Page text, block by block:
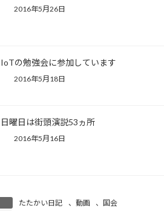
2016年5月26日
IoTの勉強会に参加しています
2016年5月18日
日曜日は街頭演説53ヵ所
2016年5月16日
たたかい日記 、 動画 、 国会